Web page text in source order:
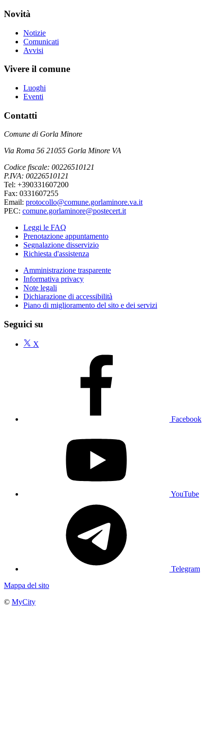
Novità
Notizie
Comunicati
Avvisi
Vivere il comune
Luoghi
Eventi
Contatti
Comune di Gorla Minore
Via Roma 56 21055 Gorla Minore VA
Codice fiscale: 00226510121
P.IVA: 00226510121
Tel: +390331607200
Fax: 0331607255
Email: protocollo@comune.gorlaminore.va.it
PEC: comune.gorlaminore@postecert.it
Leggi le FAQ
Prenotazione appuntamento
Segnalazione disservizio
Richiesta d'assistenza
Amministrazione trasparente
Informativa privacy
Note legali
Dichiarazione di accessibilità
Piano di miglioramento del sito e dei servizi
Seguici su
X
Facebook
YouTube
Telegram
Mappa del sito
© MyCity